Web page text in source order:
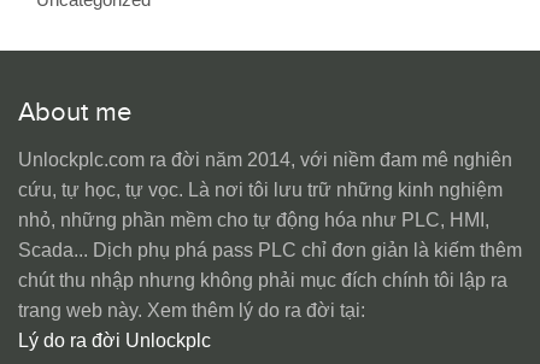
About me
Unlockplc.com ra đời năm 2014, với niềm đam mê nghiên
cứu, tự học, tự vọc. Là nơi tôi lưu trữ những kinh nghiệm
nhỏ, những phần mềm cho tự động hóa như PLC, HMI,
Scada... Dịch phụ phá pass PLC chỉ đơn giản là kiếm thêm
chút thu nhập nhưng không phải mục đích chính tôi lập ra
trang web này. Xem thêm lý do ra đời tại:
Lý do ra đời Unlockplc